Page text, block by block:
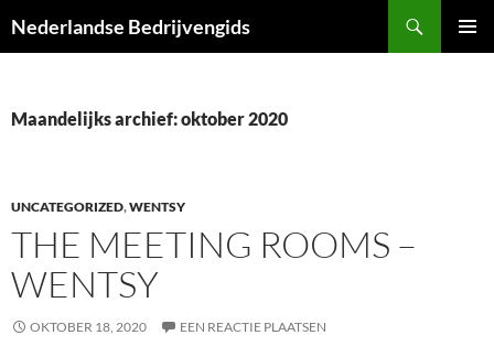
naar
Nederlandse Bedrijvengids
Maandelijks archief: oktober 2020
UNCATEGORIZED,WENTSY
THE MEETING ROOMS –
WENTSY
OKTOBER 18, 2020 EEN REACTIE PLAATSEN